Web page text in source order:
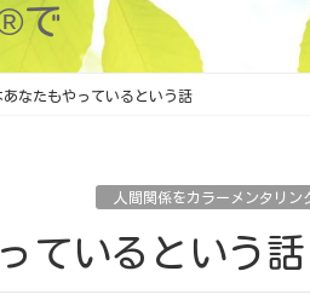
で
なたもやっているという話
人間関係をカラーメンタリン
ているという話